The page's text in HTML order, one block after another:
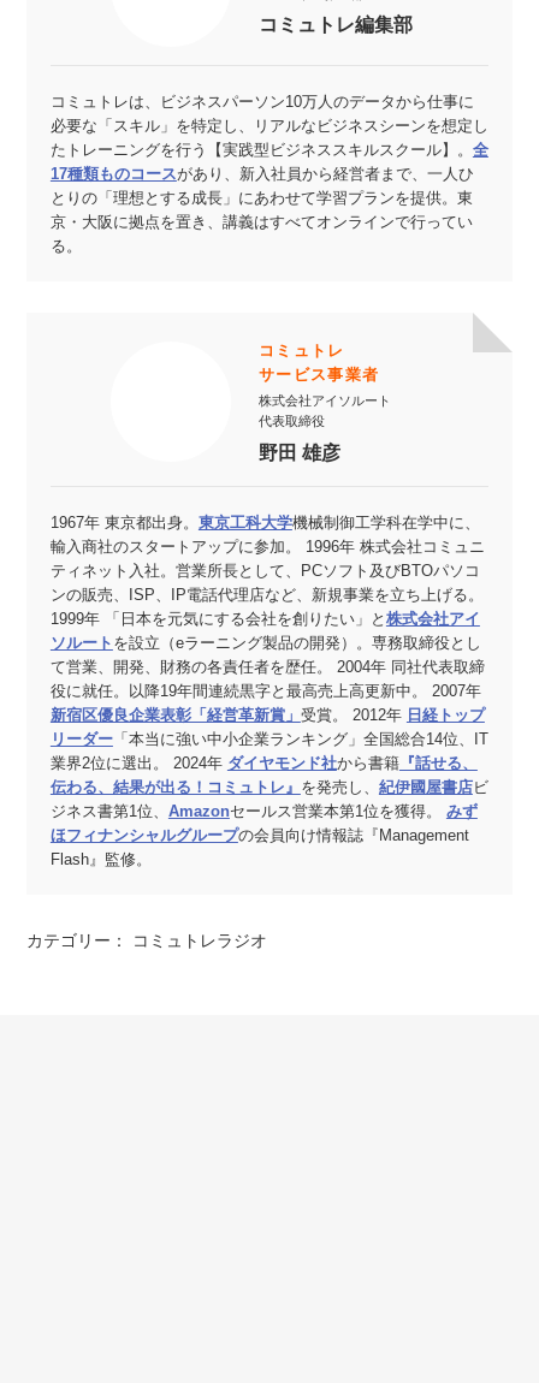
コミュトレ編集部
コミュトレは、ビジネスパーソン10万人のデータから仕事に
必要な「スキル」を特定し、リアルなビジネスシーンを想定し
たトレーニングを行う【実践型ビジネススキルスクール】。 全
17種類ものコースがあり、新入社員から経営者まで、一人ひ
とりの「理想とする成長」にあわせて学習プランを提供。東
京・大阪に拠点を置き、講義はすべてオンラインで行ってい
る。
コミュトレ
サービス事業者
株式会社アイソルート
代表取締役
野田 雄彦
1967年 東京都出身。 東京工科大学機械制御工学科在学中に、
輸入商社のスタートアップに参加。 1996年 株式会社コミュニ
ティネット入社。営業所長として、PCソフト及びBTOパソコ
ンの販売、ISP、IP電話代理店など、新規事業を立ち上げる。
1999年 「日本を元気にする会社を創りたい」と 株式会社アイ
ソルート を設立（eラーニング製品の開発）。専務取締役とし
て営業、開発、財務の各責任者を歴任。 2004年 同社代表取締
役に就任。以降19年間連続黒字と最高売上高更新中。 2007年
新宿区優良企業表彰「経営革新賞」 受賞。 2012年 日経トップ
リーダー「本当に強い中小企業ランキング」全国総合14位、IT
業界2位に選出。 2024年 ダイヤモンド社から書籍『話せる、
伝わる、結果が出る！コミュトレ』 を発売し、 紀伊國屋書店ビ
ジネス書第1位、 Amazonセールス営業本第1位を獲得。 みず
ほフィナンシャルグループの会員向け情報誌『Management
Flash』監修。
カテゴリー： コミュトレラジオ